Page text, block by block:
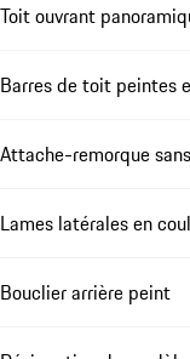
Toit ouvrant
Barres de toit peintes
Attache-remorque
Lames latérales en
Bouclier arrière peint